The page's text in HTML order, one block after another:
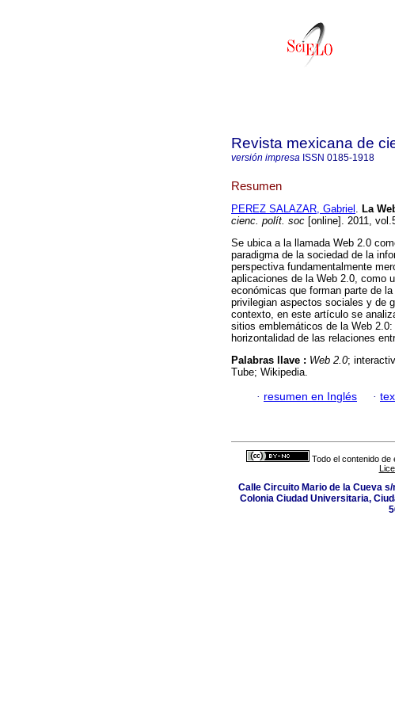
Revista mexicana de
versión impresa ISSN 0185-1918
Resumen
PEREZ SALAZAR, Gabriel . La
cienc. polít. soc [online]. 2011,
Se ubica a la llamada Web 2.0
paradigma de la sociedad de la
perspectiva fundamentalmente
aplicaciones de la Web 2.0, como
económicas que forman parte de
privilegian aspectos sociales y de
contexto, en este artículo se
sitios emblemáticos de la Web
horizontalidad de las relaciones
Palabras llave : Web 2.0;
Tube; Wikipedia.
· resumen en Inglés ·
Todo el contenido
Calle Circuito Mario de la Cueva
Colonia Ciudad Universitaria,